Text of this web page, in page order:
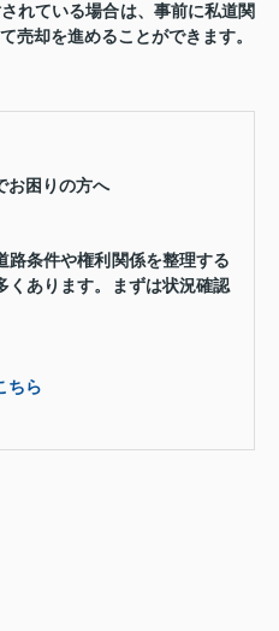
れている場合は、事前に私道関
売却を進めることができます。
お困りの方へ
路条件や権利関係を整理する
くあります。まずは状況確認
ちら